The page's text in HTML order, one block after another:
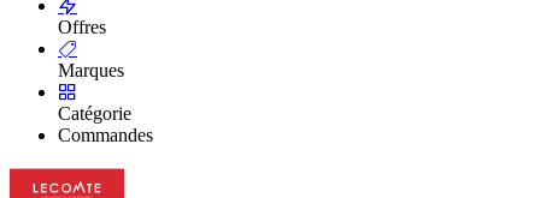
Offres
Marques
Catégorie
Commandes